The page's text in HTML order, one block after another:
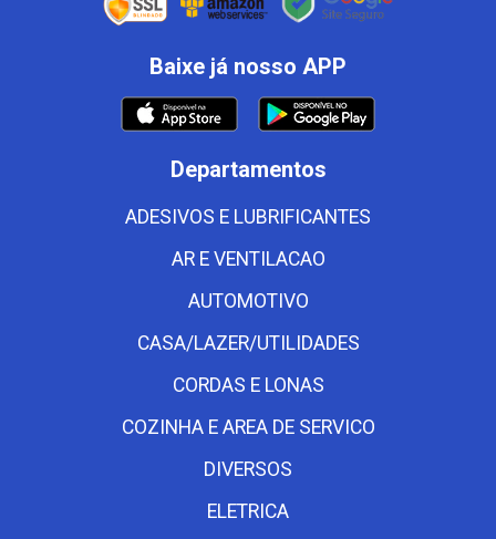
Baixe já nosso APP
Departamentos
ADESIVOS E LUBRIFICANTES
AR E VENTILACAO
AUTOMOTIVO
CASA/LAZER/UTILIDADES
CORDAS E LONAS
COZINHA E AREA DE SERVICO
DIVERSOS
ELETRICA